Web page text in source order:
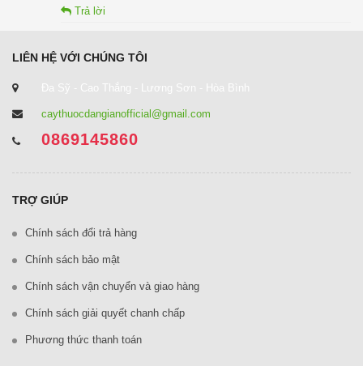
Trả lời
LIÊN HỆ VỚI CHÚNG TÔI
Đa Sỹ - Cao Thắng - Lương Sơn - Hòa Bình
caythuocdangianofficial@gmail.com
0869145860
TRỢ GIÚP
Chính sách đổi trả hàng
Chính sách bảo mật
Chính sách vận chuyển và giao hàng
Chính sách giải quyết chanh chấp
Phương thức thanh toán